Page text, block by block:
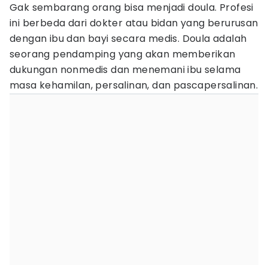
Gak sembarang orang bisa menjadi doula. Profesi
ini berbeda dari dokter atau bidan yang berurusan
dengan ibu dan bayi secara medis. Doula adalah
seorang pendamping yang akan memberikan
dukungan nonmedis dan menemani ibu selama
masa kehamilan, persalinan, dan pascapersalinan.